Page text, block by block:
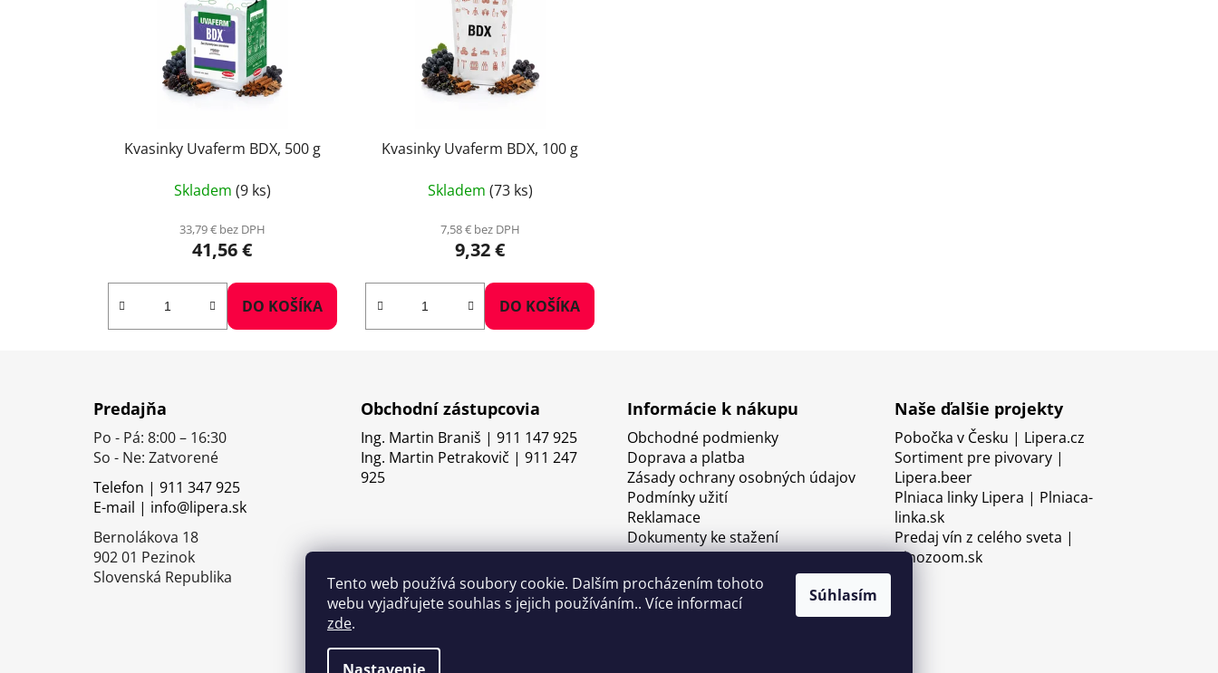
Tento web používá soubory cookie. Dalším procházením tohoto
webu vyjadřujete souhlas s jejich používáním.. Více informací
zde.
Súhlasím
Kvasinky Uvaferm BDX, 500 g
Skladem (9 ks)
33,79 € bez DPH
41,56 €
DO KOŠÍKA
Kvasinky Uvaferm BDX, 100 g
Skladem (73 ks)
7,58 € bez DPH
9,32 €
DO KOŠÍKA
Predajňa
Po - Pá: 8:00 – 16:30
So - Ne: Zatvorené
Telefon | 911 347 925
E-mail | info@lipera.sk
Bernolákova 18
902 01 Pezinok
Slovenská Republika
Obchodní zástupcovia
Ing. Martin Braniš | 911 147 925
Ing. Martin Petrakovič | 911 247
925
Informácie k nákupu
Obchodné podmienky
Doprava a platba
Zásady ochrany osobných údajov
Podmínky užití
Reklamace
Dokumenty ke stažení
Naše ďalšie projekty
Pobočka v Česku | Lipera.cz
Sortiment pre pivovary |
Lipera.beer
Plniaca linky Lipera | Plniaca-
linka.sk
Predaj vín z celého sveta |
Vinozoom.sk